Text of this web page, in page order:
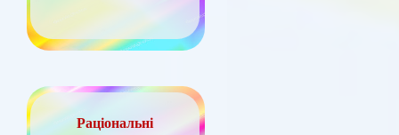
Раціональні